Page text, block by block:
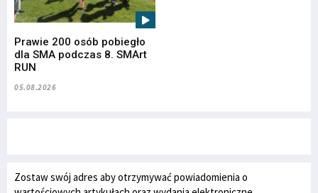
Prawie 200 osób pobiegło
dla SMA podczas 8. SMArt
RUN
05.08.2026
Zostaw swój adres aby otrzymywać powiadomienia o